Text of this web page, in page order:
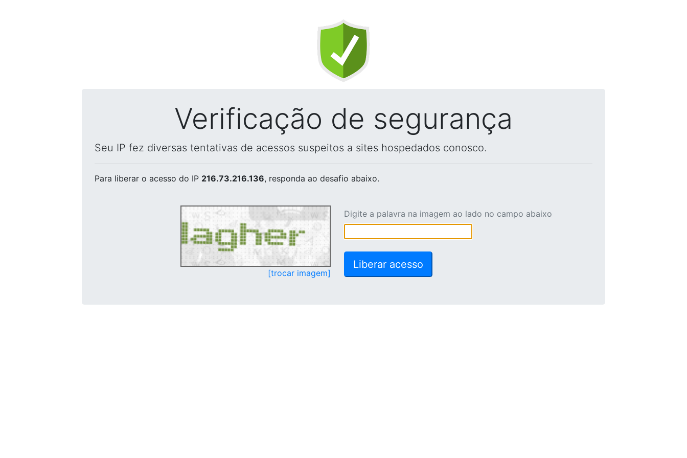
Verificação de segurança
Seu IP fez diversas tentativas de acessos suspeitos a sites hospedados conosco.
Para liberar o acesso do IP 216.73.216.136, responda ao desafio abaixo.
[trocar imagem]
Digite a palavra na imagem ao lado no campo abaixo